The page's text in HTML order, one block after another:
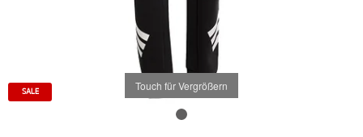
Touch für Vergrößern
SALE